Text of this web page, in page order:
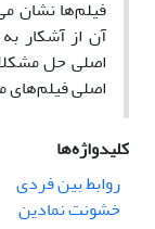
فیلم‌ها نشان
آن از آشکار
اصلی حل
اصلی فیلم‌های
کلیدواژه‌ها
روابط بین فردی
خشونت نمادین